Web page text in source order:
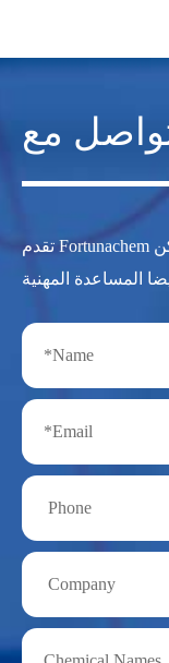
تقدم Fortunachem ليس فقط المنتجات الكيميائية المهنية ولكن
المساعدة المهنية